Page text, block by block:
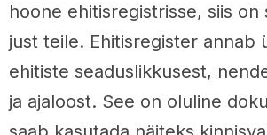
hoone ehitisregistrisse, siis on
just teile. Ehitisregister annab
ehitiste seaduslikkusest,
ja ajaloost. See on oluline